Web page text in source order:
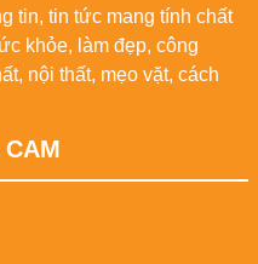
tin, tin tức mang tính chất
khỏe, làm đẹp, công
nội thất, mẹo vặt, cách